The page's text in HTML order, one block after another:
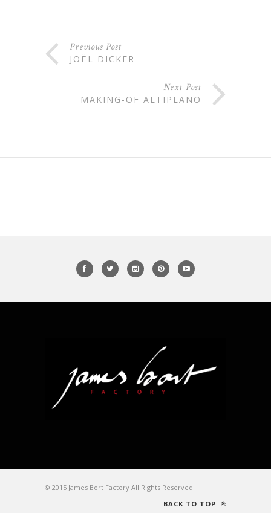
Previous Post
JOËL DICKER
Next Post
MAKING-OF ALTIPLANO
© 2015 James Bort Factory All Rights Reserved
BACK TO TOP